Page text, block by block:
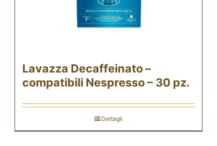
Lavazza Decaffeinato –
compatibili Nespresso – 30 pz.
Dettagli